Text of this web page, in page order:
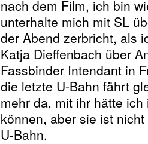
nach dem Film, ich bin
unterhalte mich mit SL
der Abend zerbricht, als
Katja Dieffenbach über
Fassbinder Intendant in
die letzte U-Bahn fährt
mehr da, mit ihr hätte
können, aber sie ist
U-Bahn.